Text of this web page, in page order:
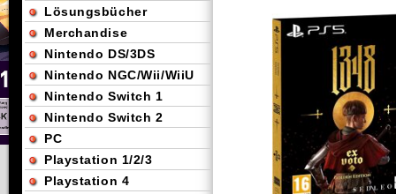
Lösungsbücher
Merchandise
Nintendo DS/3DS
Nintendo NGC/Wii/WiiU
Nintendo Switch 1
Nintendo Switch 2
PC
Playstation 1/2/3
Playstation 4